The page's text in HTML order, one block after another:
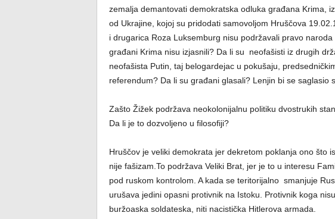
zemalja demantovati demokratska odluka građana Krima,
od Ukrajine, kojoj su pridodati samovoljom Hruščova
i drugarica Roza Luksemburg nisu podržavali pravo
građani Krima nisu izjasnili? Da li su neofašisti iz drugih
neofašista Putin, taj belogardejac u pokušaju,
referendum? Da li su građani glasali? Lenjin bi se saglasio
Zašto Žižek podržava neokolonijalnu politiku dvostrukih
Da li je to dozvoljeno u filosofiji?
Hruščov je veliki demokrata jer dekretom poklanja ono što
nije fašizam.To podržava Veliki Brat, jer je to u interesu
pod ruskom kontrolom. A kada se teritorijalno smanjuje
urušava jedini opasni protivnik na Istoku. Protivnik koga
buržoaska soldateska, niti nacistička Hitlerova armada.